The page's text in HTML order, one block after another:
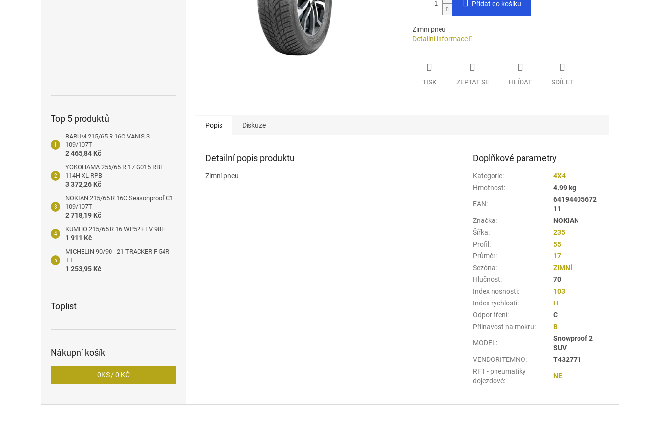
Top 5 produktů
BARUM 215/65 R 16C VANIS 3
109/107T
2 465,84 Kč
YOKOHAMA 255/65 R 17 G015 RBL
114H XL RPB
3 372,26 Kč
NOKIAN 215/65 R 16C Seasonproof C1
109/107T
2 718,19 Kč
KUMHO 215/65 R 16 WP52+ EV 98H
1 911 Kč
MICHELIN 90/90 - 21 TRACKER F 54R
TT
1 253,95 Kč
Toplist
Nákupní košík
0KS /0 KČ
Přidat do košíku
Zimní pneu
Detailní informace
TISK ZEPTAT SE HLÍDAT SDÍLET
Popis Diskuze
Detailní popis produktu
Zimní pneu
Doplňkové parametry
Kategorie:
4X4
Hmotnost: 4.99 kg
EAN:
64194405672
11
Značka:
NOKIAN
Šířka:
235
Profil :
55
Průměr:
17
Sezóna:
ZIMNÍ
Hlučnost:
70
Index nosnosti:
103
Index rychlosti:
H
Odpor tření:
C
Přilnavost na mokru: B
MODEL :
Snowproof 2
SUV
VENDORITEMNO:
T432771
RFT - pneumatiky
dojezdové:
NE